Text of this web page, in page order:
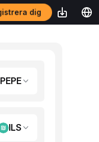
dig
PEPE
ILS